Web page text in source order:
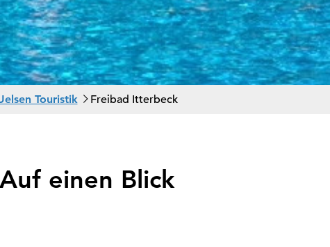
n
Touristik Freibad Itterbeck
Auf einen Blick